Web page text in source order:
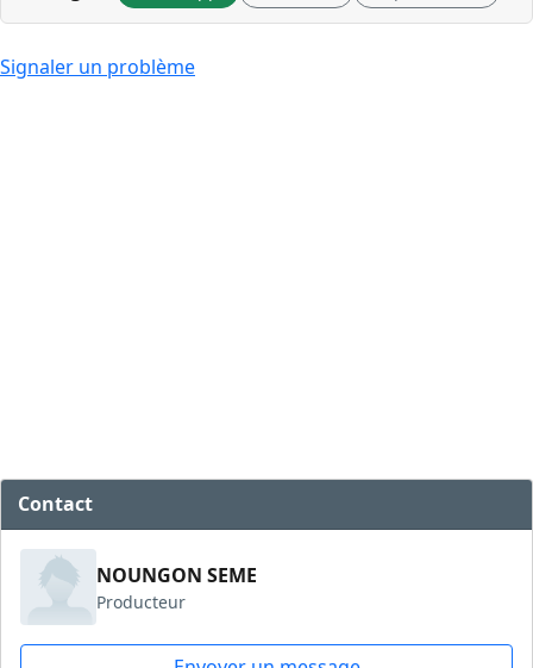
Signaler un problème
Contact
NOUNGON SEME
Producteur